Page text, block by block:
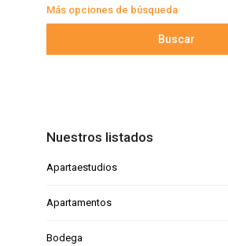
Más opciones de búsqueda
Buscar
Nuestros listados
Apartaestudios
Apartamentos
Bodega